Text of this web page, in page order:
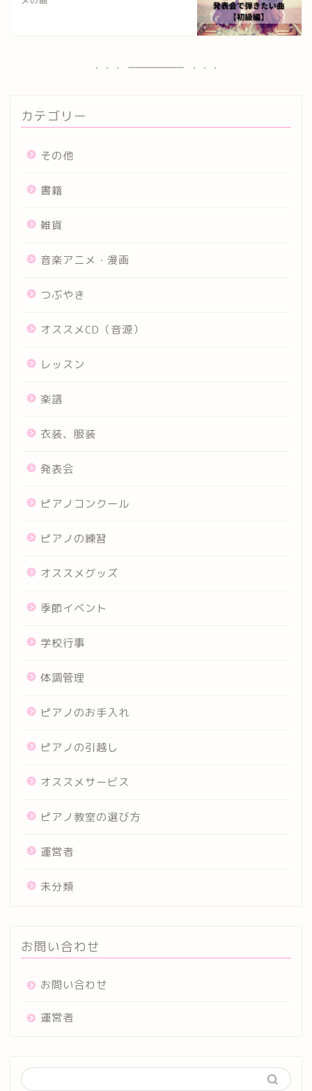
カテゴリー
その他
書籍
雑貨
音楽アニメ・漫画
つぶやき
オススメCD（音源）
レッスン
楽譜
衣装、服装
発表会
ピアノコンクール
ピアノの練習
オススメグッズ
季節イベント
学校行事
体調管理
ピアノのお手入れ
ピアノの引越し
オススメサービス
ピアノ教室の選び方
運営者
未分類
お問い合わせ
お問い合わせ
運営者